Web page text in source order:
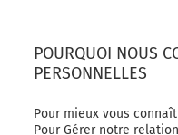
POURQUOI NOUS
PERSONNELLES
Pour mieux vous
Pour Gérer notre